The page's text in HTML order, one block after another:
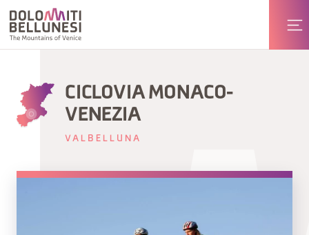
CICLOVIA MONACO-
VENEZIA
VALBELLUNA